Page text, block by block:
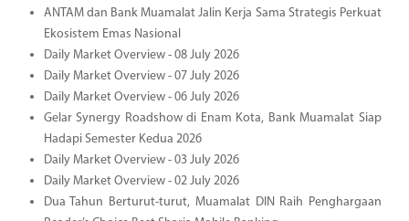
ANTAM dan Bank Muamalat Jalin Kerja Sama Strategis Perkuat
Ekosistem Emas Nasional
Daily Market Overview - 08 July 2026
Daily Market Overview - 07 July 2026
Daily Market Overview - 06 July 2026
Gelar Synergy Roadshow di Enam Kota, Bank Muamalat Siap
Hadapi Semester Kedua 2026
Daily Market Overview - 03 July 2026
Daily Market Overview - 02 July 2026
Dua Tahun Berturut-turut, Muamalat DIN Raih Penghargaan